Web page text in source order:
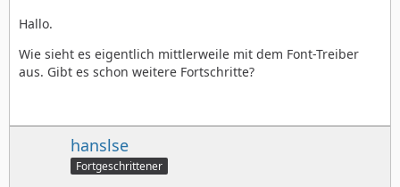
Hallo.
Wie sieht es eigentlich mittlerweile mit dem Font-Treiber
aus. Gibt es schon weitere Fortschritte?
hanslse
Fortgeschrittener